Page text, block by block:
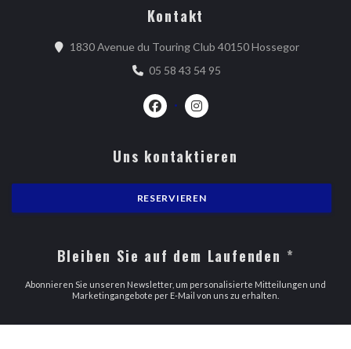
Kontakt
1830 Avenue du Touring Club 40150 Hossegor((öffnet
05 58 43 54 95
Facebook ((öffnet ein neues
Instagram ((öffnet ein neues
Uns kontaktieren
RESERVIEREN
Bleiben Sie auf dem Laufenden *
Abonnieren Sie unseren Newsletter, um personalisierte Mitteilungen und
Marketingangebote per E-Mail von uns zu erhalten.